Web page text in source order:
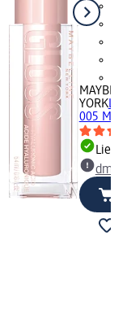
YORK
005
dm